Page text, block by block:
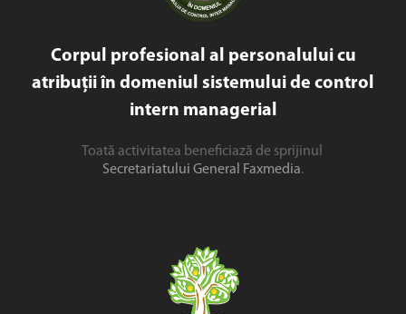
Corpul profesional al personalului cu
atribuții în domeniul sistemului de control
intern managerial
Toată activitatea beneficiază de sprijinul
Secretariatului General Faxmedia.